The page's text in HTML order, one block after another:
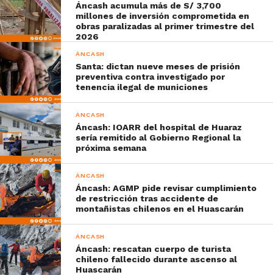
Áncash acumula más de S/ 3,700
millones de inversión comprometida en
obras paralizadas al primer trimestre del
2026
ÁNCASH
Santa: dictan nueve meses de prisión
preventiva contra investigado por
tenencia ilegal de municiones
ÁNCASH
Áncash: IOARR del hospital de Huaraz
sería remitido al Gobierno Regional la
próxima semana
ÁNCASH
Áncash: AGMP pide revisar cumplimiento
de restricción tras accidente de
montañistas chilenos en el Huascarán
ÁNCASH
Áncash: rescatan cuerpo de turista
chileno fallecido durante ascenso al
Huascarán